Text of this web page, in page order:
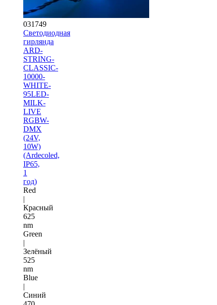
031749
Светодиодная
гирлянда
ARD-
STRING-
CLASSIC-
10000-
WHITE-
95LED-
MILK-
LIVE
RGBW-
DMX
(24V,
10W)
(Ardecoled,
IP65,
1
год)
Red
|
Красный
625
nm
Green
|
Зелёный
525
nm
Blue
|
Синий